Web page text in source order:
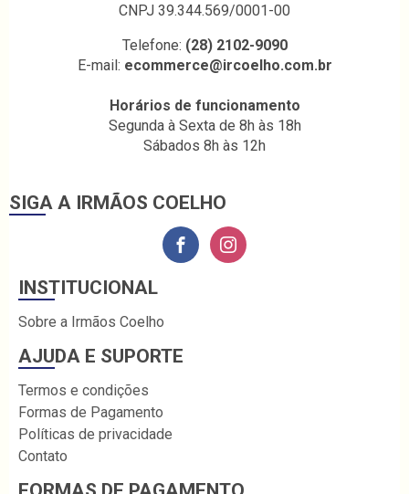
CNPJ 39.344.569/0001-00
Telefone: (28) 2102-9090
E-mail: ecommerce@ircoelho.com.br
Horários de funcionamento
Segunda à Sexta de 8h às 18h
Sábados 8h às 12h
SIGA A IRMÃOS COELHO
INSTITUCIONAL
Sobre a Irmãos Coelho
AJUDA E SUPORTE
Termos e condições
Formas de Pagamento
Políticas de privacidade
Contato